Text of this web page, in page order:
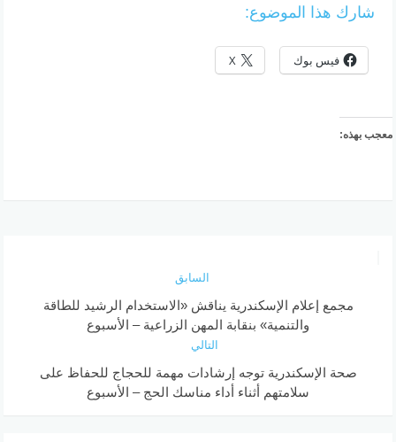
شارك هذا الموضوع:
فيس بوك X
معجب بهذه:
السابق
مجمع إعلام الإسكندرية يناقش «الاستخدام الرشيد للطاقة
والتنمية» بنقابة المهن الزراعية – الأسبوع
التالي
صحة الإسكندرية توجه إرشادات مهمة للحجاج للحفاظ على
سلامتهم أثناء أداء مناسك الحج – الأسبوع